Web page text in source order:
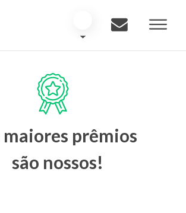
maiores prêmios
são nossos!